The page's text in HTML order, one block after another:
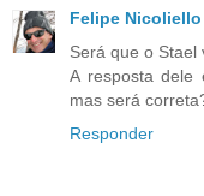
Felipe Nicoliello
Será que o Stael
A resposta dele
mas será
Responder